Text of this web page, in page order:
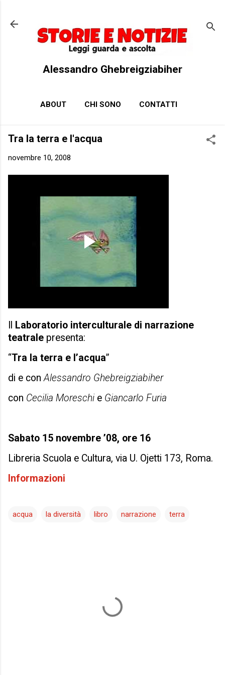
Alessandro Ghebreigziabiher
ABOUT CHI SONO CONTATTI
Tra la terra e l'acqua
novembre 10, 2008
Laboratorio interculturale di narrazione
teatrale presenta:
“Tra la terra e l’acqua”
di e conAlessandro Ghebreigziabiher
con Cecilia Moreschi e Giancarlo Furia
Sabato 15 novembre ’08, ore 16
Libreria Scuola e Cultura, via U. Ojetti 173, Roma.
Informazioni
acqua la diversità libro narrazione terra